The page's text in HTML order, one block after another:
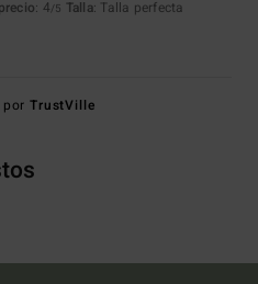
: 4/5 Talla: Talla perfecta
porTrustVille